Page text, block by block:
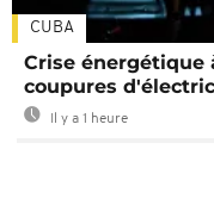
CUBA
Crise énergétique
coupures
Il y a 1 heure